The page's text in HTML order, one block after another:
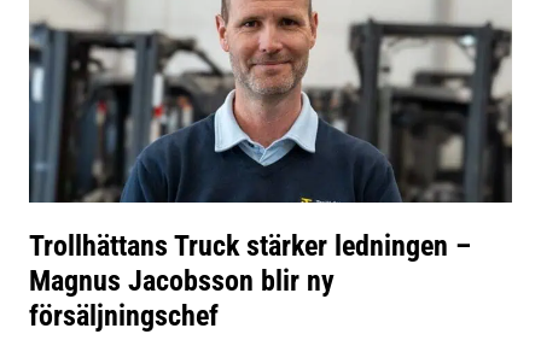
Trollhättans Truck stärker ledningen –
Magnus Jacobsson blir ny
försäljningschef